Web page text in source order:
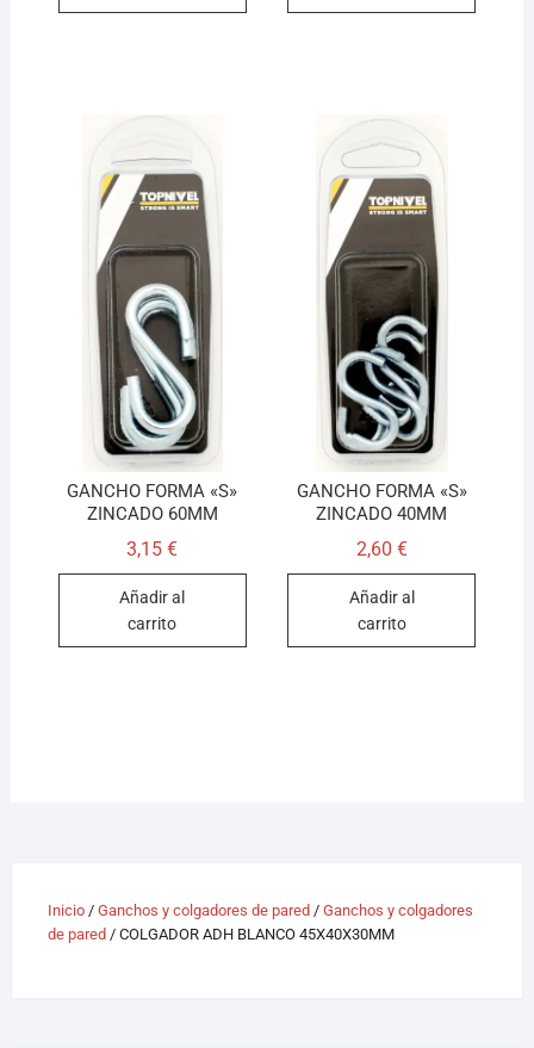
GANCHO FORMA «S»
ZINCADO 60MM
3,15€
Añadir al
carrito
GANCHO FORMA «S»
ZINCADO 40MM
2,60 €
Añadir al
carrito
Inicio/ Ganchos y colgadores de pared / Ganchos y colgadores
de pared / COLGADOR ADH BLANCO 45X40X30MM